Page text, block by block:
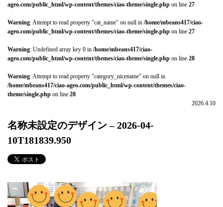
ageo.com/public_html/wp-content/themes/ciao-theme/single.php on line 27
Warning: Attempt to read property "cat_name" on null in /home/mbeans417/ciao-
ageo.com/public_html/wp-content/themes/ciao-theme/single.php on line 27
Warning: Undefined array key 0 in /home/mbeans417/ciao-
ageo.com/public_html/wp-content/themes/ciao-theme/single.php on line 28
Warning: Attempt to read property "category_nicename" on null in
/home/mbeans417/ciao-ageo.com/public_html/wp-content/themes/ciao-
theme/single.php on line 28
2026.4.10
名称未設定のデザイン – 2026-04-
10T181839.950